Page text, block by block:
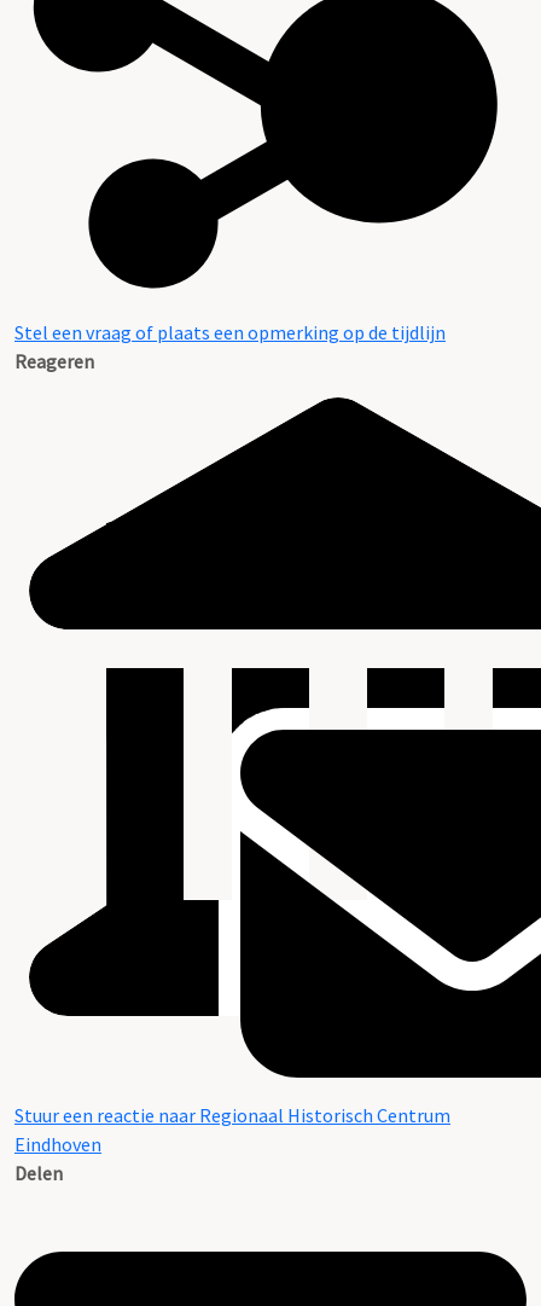
Stel een vraag of plaats een opmerking op de tijdlijn
Reageren
Stuur een reactie naar Regionaal Historisch Centrum
Eindhoven
Delen